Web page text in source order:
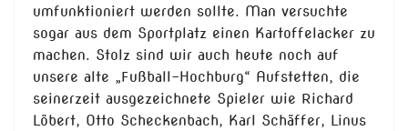
umfunktioniert werden sollte. Man versuchte
sogar aus dem Sportplatz einen Kartoffelacker zu
machen. Stolz sind wir auch heute noch auf
unsere alte „Fußball-Hochburg“ Aufstetten, die
seinerzeit ausgezeichnete Spieler wie Richard
Löbert, Otto Scheckenbach, Karl Schäffer, Linus